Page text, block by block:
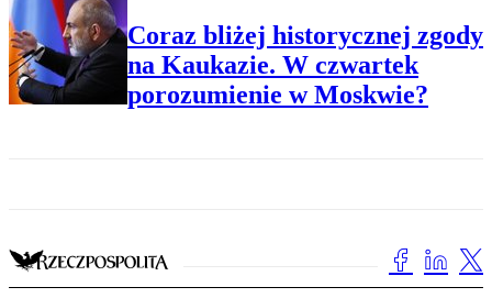
Coraz bliżej historycznej zgody
na Kaukazie. W czwartek
porozumienie w Moskwie?